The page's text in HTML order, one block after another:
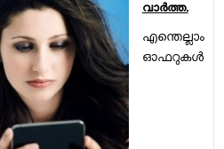
വാര്‍ത്ത.
എന്തെല്ലാം
ഓഫറുകള്‍